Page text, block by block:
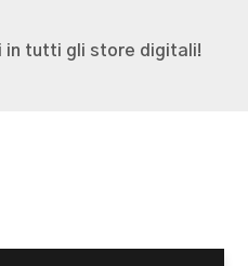
in tutti gli store digitali!